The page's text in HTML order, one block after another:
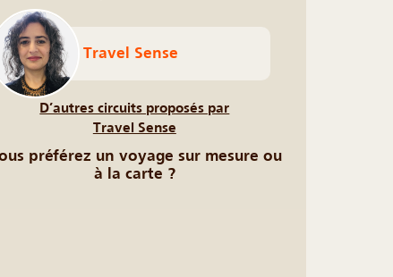
Travel Sense
D’autres circuits proposés par
Travel Sense
préférez un voyage sur mesure ou
à la carte ?